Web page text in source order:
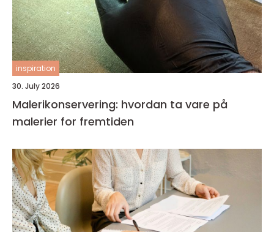
inspiration
30. July 2026
Malerikonservering: hvordan ta vare på
malerier for fremtiden